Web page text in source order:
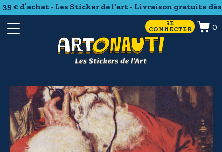
€ d’achat - Les Sticker de l'art - Livraison gratuite
SE
CONNECTER
0